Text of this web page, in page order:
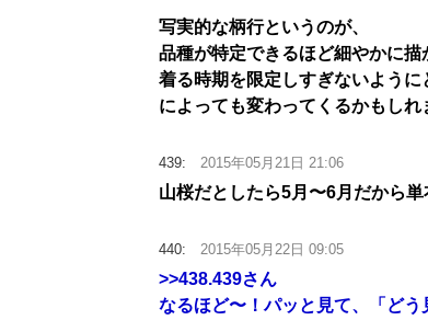
写実的な柄行というのが、
品種が特定できるほど細やかに描
着る時期を限定しすぎないように
によっても変わってくるかもしれ
439: 2015年05月21日 21:06
山桜だとしたら5月〜6月だから
440: 2015年05月22日 09:05
>>438.439さん
なるほど〜！パッと見て、「ど